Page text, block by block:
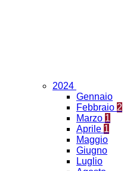
2024
Gennaio
Febbraio 2
Marzo 1
Aprile 1
Maggio
Giugno
Luglio